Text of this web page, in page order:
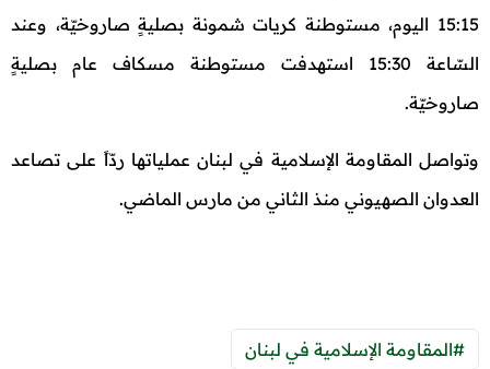
15:15 اليوم، مستوطنة كريات شمونة بصليةٍ صاروخيّة، وعند
السّاعة 15:30 استهدفت مستوطنة مسكاف عام بصليةٍ
صاروخيّة.
وتواصل المقاومة الإسلامية في لبنان عملياتها ردّاً على تصاعد
العدوان الصهيوني منذ الثاني من مارس الماضي.
#المقاومة الإسلامية في لبنان